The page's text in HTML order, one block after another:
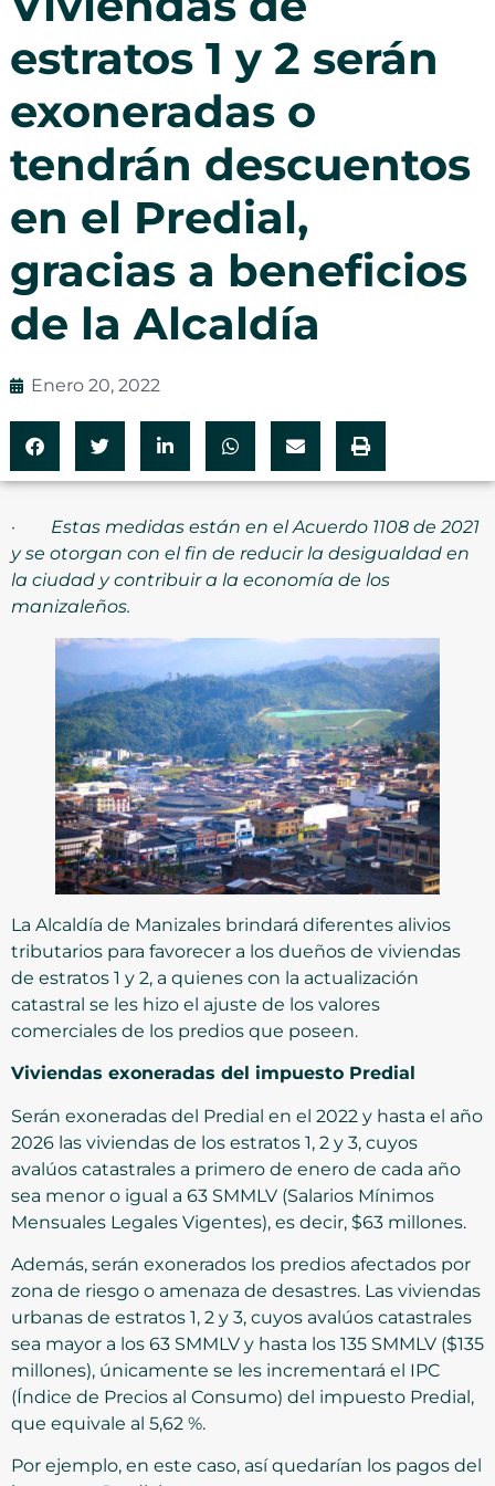
estratos 1 y 2 serán
exoneradas o
tendrán descuentos
en el Predial,
gracias a beneficios
de la Alcaldía
Enero 20, 2022
· Estas medidas están en el Acuerdo 1108 de 2021
y se otorgan con el fin de reducir la desigualdad en
la ciudad y contribuir a la economía de los
manizaleños.
La Alcaldía de Manizales brindará diferentes alivios
tributarios para favorecer a los dueños de viviendas
de estratos 1 y 2, a quienes con la actualización
catastral se les hizo el ajuste de los valores
comerciales de los predios que poseen.
Viviendas exoneradas del impuesto Predial
Serán exoneradas del Predial en el 2022 y hasta el año
2026 las viviendas de los estratos 1, 2 y 3, cuyos
avalúos catastrales a primero de enero de cada año
sea menor o igual a 63 SMMLV (Salarios Mínimos
Mensuales Legales Vigentes), es decir, $63 millones.
Además, serán exonerados los predios afectados por
zona de riesgo o amenaza de desastres. Las viviendas
urbanas de estratos 1, 2 y 3, cuyos avalúos catastrales
sea mayor a los 63 SMMLV y hasta los 135 SMMLV ($135
millones), únicamente se les incrementará el IPC
(Índice de Precios al Consumo) del impuesto Predial,
que equivale al 5,62 %.
Por ejemplo, en este caso, así quedarían los pagos del